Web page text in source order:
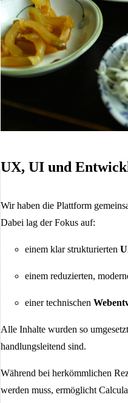
UX, UI und
Wir haben die Plattform
Dabei lag der Fokus auf:
einem klar strukturierten
einem reduzierten,
einer technischen
Alle Inhalte wurden so
handlungsleitend sind.
Während bei herkömmlichen
werden muss, ermöglicht